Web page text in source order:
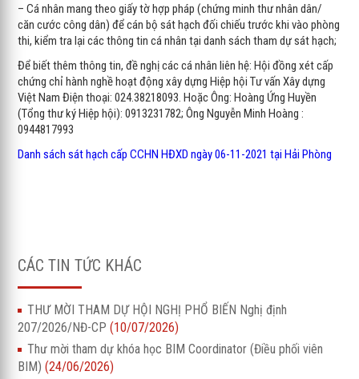
– Cá nhân mang theo giấy tờ hợp pháp (chứng minh thư nhân dân/
căn cước công dân) để cán bộ sát hạch đối chiếu trước khi vào phòng
thi, kiểm tra lại các thông tin cá nhân tại danh sách tham dự sát hạch;
Để biết thêm thông tin, đề nghị các cá nhân liên hệ: Hội đồng xét cấp
chứng chỉ hành nghề hoạt động xây dựng Hiệp hội Tư vấn Xây dựng
Việt Nam Điện thoại: 024.38218093. Hoặc Ông: Hoàng Ứng Huyền
(Tổng thư ký Hiệp hội): 0913231782; Ông Nguyễn Minh Hoàng :
0944817993
Danh sách sát hạch cấp CCHN HĐXD ngày 06-11-2021 tại Hải Phòng
CÁC TIN TỨC KHÁC
THƯ MỜI THAM DỰ HỘI NGHỊ PHỔ BIẾN Nghị định
207/2026/NĐ-CP(10/07/2026)
Thư mời tham dự khóa học BIM Coordinator (Điều phối viên
BIM)(24/06/2026)